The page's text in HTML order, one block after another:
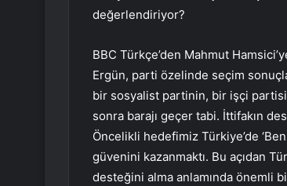
değerlendiriyor?
BBC Türkçe’den Mahmut
Ergün, parti özelinde seçim
bir sosyalist partinin, bir işçi
sonra barajı geçer tabi. İttifakın
Öncelikli hedefimiz Türkiye’de
güvenini kazanmaktı. Bu açıdan
desteğini alma anlamında önemli